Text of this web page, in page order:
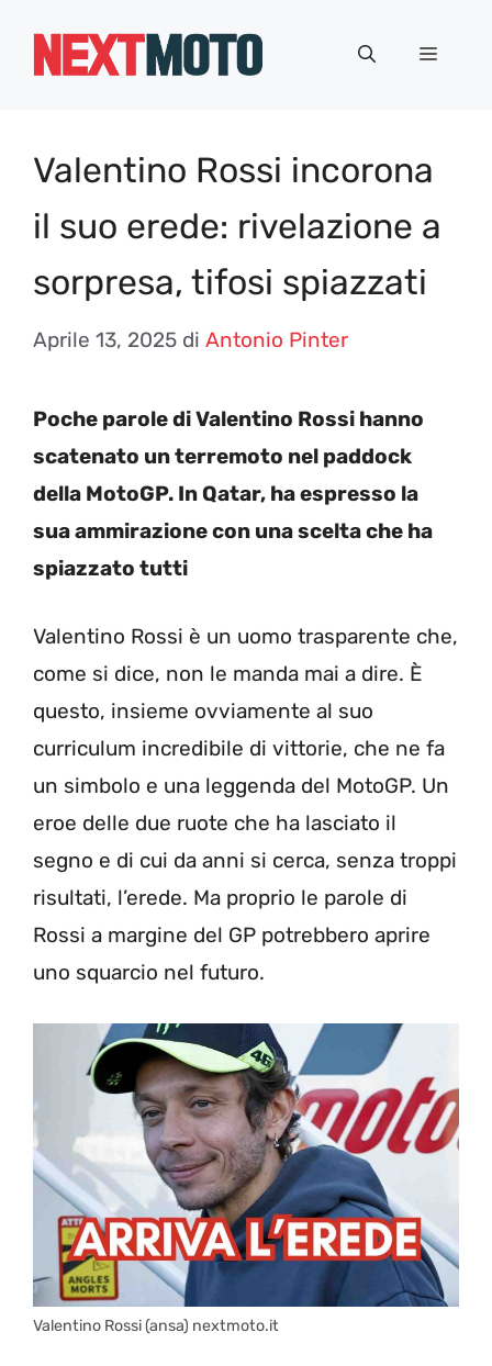
Menu
Valentino Rossi incorona
il suo erede: rivelazione a
sorpresa, tifosi spiazzati
Aprile 13, 2025 di Antonio Pinter
Poche parole di Valentino Rossi hanno
scatenato un terremoto nel paddock
della MotoGP. In Qatar, ha espresso la
sua ammirazione con una scelta che ha
spiazzato tutti
Valentino Rossi è un uomo trasparente che,
come si dice, non le manda mai a dire. È
questo, insieme ovviamente al suo
curriculum incredibile di vittorie, che ne fa
un simbolo e una leggenda del MotoGP. Un
eroe delle due ruote che ha lasciato il
segno e di cui da anni si cerca, senza troppi
risultati, l’erede. Ma proprio le parole di
Rossi a margine del GP potrebbero aprire
uno squarcio nel futuro.
Valentino Rossi (ansa) nextmoto.it